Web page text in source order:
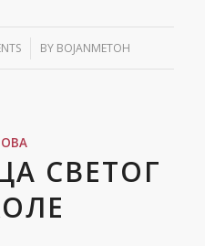
BY BOJANMETOH
СВЕТОГ